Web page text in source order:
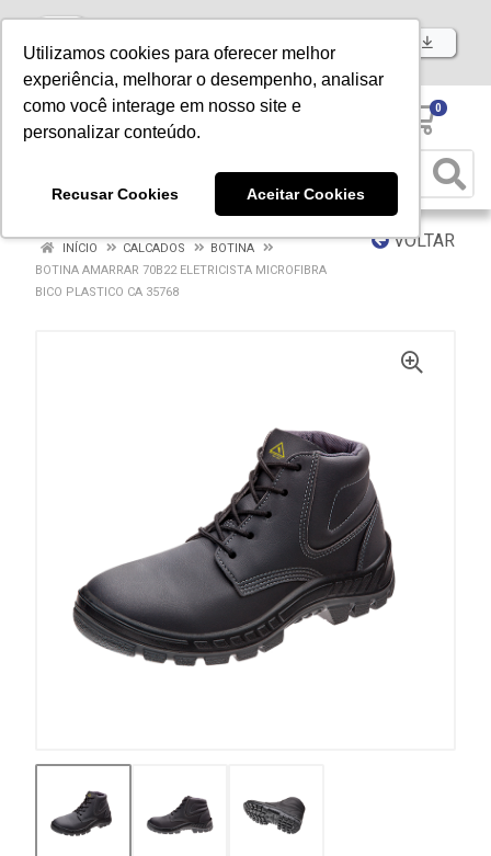
Utilizamos cookies para oferecer melhor
experiência, melhorar o desempenho, analisar
como você interage em nosso site e
personalizar conteúdo.
Recusar Cookies Aceitar Cookies
Baixe já nosso APP
0
VOLTAR
INÍCIO CALCADOS
BOTINA
BOTINA AMARRAR 70B22 ELETRICISTA MICROFIBRA
BICO PLASTICO CA 35768